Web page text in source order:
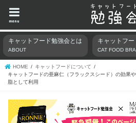
menu
キャットフード勉強会とは
ABOUT
キャットフー
CAT FOOD
HOME
キャットフードについて
キャットフードの亜麻仁（フラックスシード）の効果
脂として利用